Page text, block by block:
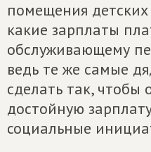
помещения
какие зарплаты
обслуживающему
ведь те же самые
сделать так, чтобы
достойную
социальные